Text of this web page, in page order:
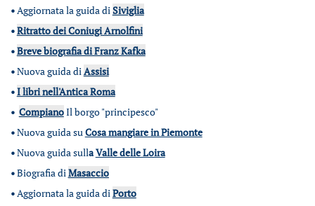
•Aggiornata la guida diSiviglia
•Ritratto dei Coniugi Arnolfini
•Breve biografia di Franz Kafka
•Nuova guida diAssisi
•I libri nell'Antica Roma
• CompianoIl borgo "principesco"
•Nuova guida suCosa mangiare in Piemonte
•Nuova guida sullaValle delle Loira
•Biografia diMasaccio
•Aggiornata la guida diPorto